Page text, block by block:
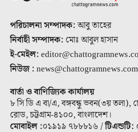
পরিচালনা সম্পাদক:আবু তাহের
নির্বাহী সম্পাদক: মোঃ আবুল হাসান
ই-মেইল:
নিউজ :news@chattogramnews.com
বার্তা ও বাণিজ্যিক কার্যালয়
৮ সি ডি এ বা/এ, বঙ্গবন্ধু ভবন(৩য় তলা),
রোড, চট্টগ্রাম-৪১০০, বাংলাদেশ।
মোবাইল :০১৯১৯ ৭৮৮৮১৬ /টিএন্ডটি: